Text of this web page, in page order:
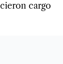
cargo